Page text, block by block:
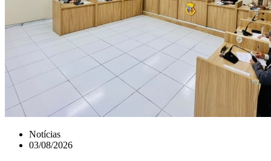
Notícias
03/08/2026